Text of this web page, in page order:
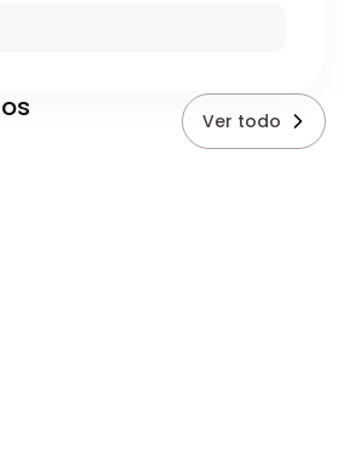
Ver todo